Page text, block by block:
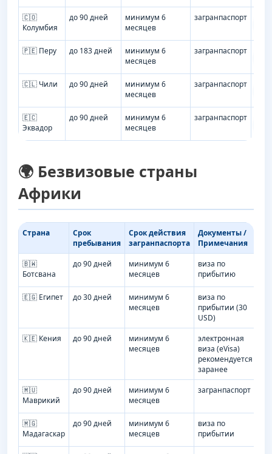
🇨🇴
Колумбия
до 90 дней
минимум 6
месяцев
загранпаспорт
🇵🇪 Перу до 183 дней
минимум 6
месяцев
загранпаспорт
🇨🇱 Чили до 90 дней
минимум 6
месяцев
загранпаспорт
🇪🇨
Эквадор
до 90 дней
минимум 6
месяцев
загранпаспорт
🌍 Безвизовые страны
Африки
Страна
Срок
пребывания
Срок действия
загранпаспорта
Документы /
Примечания
🇧🇼
Ботсвана
до 90 дней
минимум 6
месяцев
виза по
прибытию
🇪🇬 Египет до 30 дней
минимум 6
месяцев
виза по
прибытии (30
USD)
🇰🇪 Кения до 90 дней
минимум 6
месяцев
электронная
виза (eVisa)
рекомендуется
заранее
🇲🇺
Маврикий
до 90 дней
минимум 6
месяцев
загранпаспорт
🇲🇬
Мадагаскар
до 90 дней
минимум 6
месяцев
виза по
прибытии